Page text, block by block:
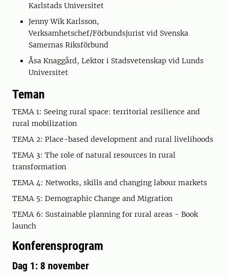
Karlstads Universitet
Jenny Wik Karlsson,
Verksamhetschef/Förbundsjurist vid Svenska
Samernas Riksförbund
Åsa Knaggård, Lektor i Stadsvetenskap vid Lunds
Universitet
Teman
TEMA 1: Seeing rural space: territorial resilience and
rural mobilization
TEMA 2: Place-based development and rural livelihoods
TEMA 3: The role of natural resources in rural
transformation
TEMA 4: Networks, skills and changing labour markets
TEMA 5: Demographic Change and Migration
TEMA 6: Sustainable planning for rural areas - Book
launch
Konferensprogram
Dag 1: 8 november